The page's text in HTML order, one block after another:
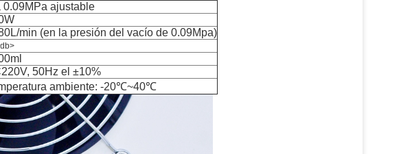
0.09MPa ajustable
min (en la presión del vacío de 0.09Mpa)
50Hz el ±10%
ambiente: -20℃~40℃